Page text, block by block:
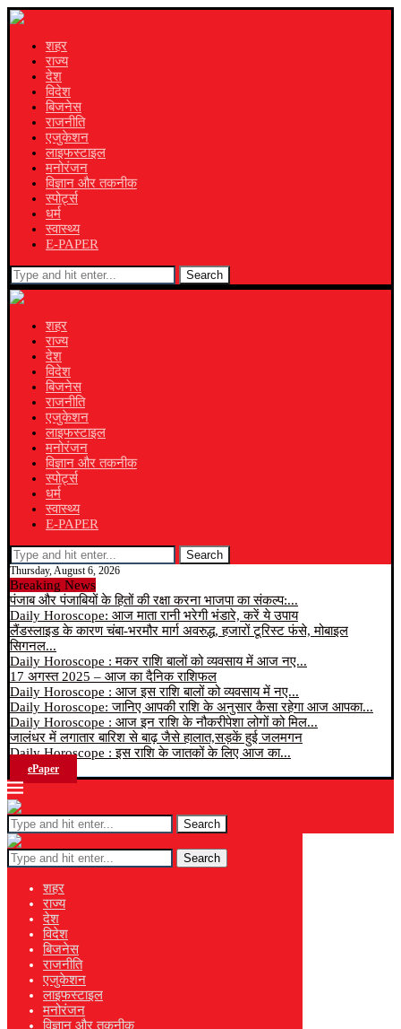
शहर
राज्य
देश
विदेश
बिजनेस
राजनीति
एजुकेशन
लाइफस्टाइल
मनोरंजन
विज्ञान और तकनीक
स्पोर्ट्स
धर्म
स्वास्थ्य
E-PAPER
Search
शहर
राज्य
देश
विदेश
बिजनेस
राजनीति
एजुकेशन
लाइफस्टाइल
मनोरंजन
विज्ञान और तकनीक
स्पोर्ट्स
धर्म
स्वास्थ्य
E-PAPER
Search
Thursday, August 6, 2026
Breaking News
पंजाब और पंजाबियों के हितों की रक्षा करना भाजपा का संकल्प:...
Daily Horoscope: आज माता रानी भरेगी भंडारे, करें ये उपाय
लैंडस्लाइड के कारण चंबा-भरमौर मार्ग अवरुद्ध, हजारों टूरिस्ट फंसे, मोबाइल
सिगनल...
Daily Horoscope : मकर राशि बालों को व्यवसाय में आज नए...
17 अगस्त 2025 – आज का दैनिक राशिफल
Daily Horoscope : आज इस राशि बालों को व्यवसाय में नए...
Daily Horoscope: जानिए आपकी राशि के अनुसार कैसा रहेगा आज आपका...
Daily Horoscope : आज इन राशि के नौकरीपेशा लोगों को मिल...
जालंधर में लगातार बारिश से बाढ़ जैसे हालात,सड़कें हुई जलमगन
Daily Horoscope : इस राशि के जातकों के लिए आज का...
ePaper
Search
Search
शहर
राज्य
देश
विदेश
बिजनेस
राजनीति
एजुकेशन
लाइफस्टाइल
मनोरंजन
विज्ञान और तकनीक